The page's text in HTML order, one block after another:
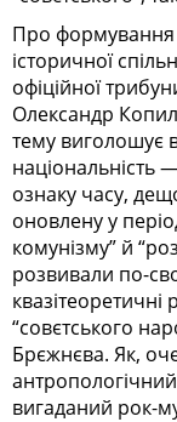
Про формування
історичної
офіційної
Олександр
тему виголошує
національність
ознаку часу,
оновлену у
комунізму” й
розвивали по-
“совєтського
Брєжнєва. Як,
вигаданий рок-